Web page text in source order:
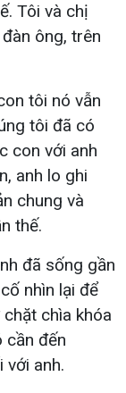
Tôi và chị
ông, trên
tôi nó vẫn
tôi đã có
con với anh
anh lo ghi
chung và
thế.
đã sống gần
nhìn lại để
chìa khóa
cần đến
với anh.